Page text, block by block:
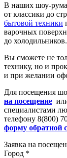
В наших шоу-
от классики до
бытовой техники
варочных
до холодильников.
Вы сможете не
технику, но и
и при желании
Для посещения
на посещение
специалистами
телефону 8(800)
форму обратной
Заявка на
Город *